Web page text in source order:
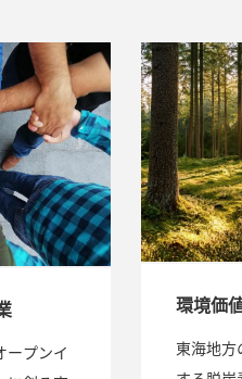
ープンイ
環境価
東海地方